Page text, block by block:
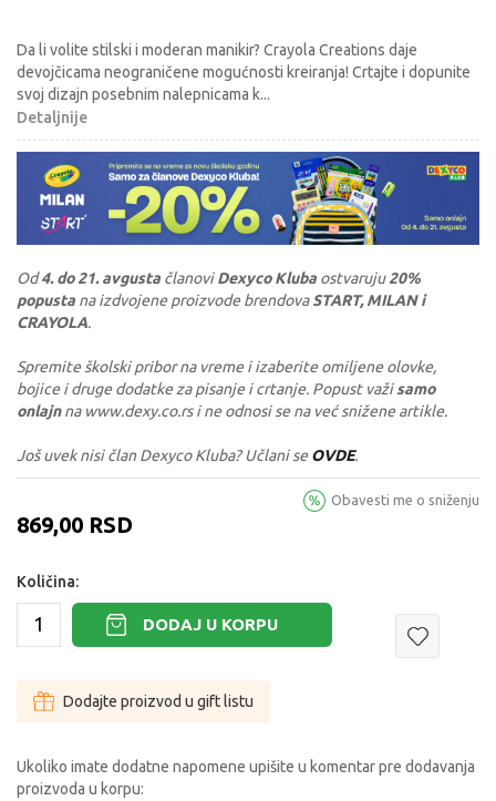
Da li volite stilski i moderan manikir? Crayola Creations daje
devojčicama neograničene mogućnosti kreiranja! Crtajte i dopunite
svoj dizajn posebnim nalepnicama k...
Detaljnije
Od4. do 21. avgusta članoviDexyco Kluba ostvaruju20%
popusta na izdvojene proizvode brendovaSTART, MILAN i
CRAYOLA.
Spremite školski pribor na vreme i izaberite omiljene olovke,
bojice i druge dodatke za pisanje i crtanje. Popust važisamo
onlajnna www.dexy.co.rs i ne odnosi se na već snižene artikle.
Još uvek nisi član Dexyco Kluba? Učlani seOVDE.
869,00 RSD
Obavesti me o sniženju
Količina:
DODAJ U KORPU
Dodajte proizvod u gift listu
Ukoliko imate dodatne napomene upišite u komentar pre dodavanja
proizvoda u korpu: